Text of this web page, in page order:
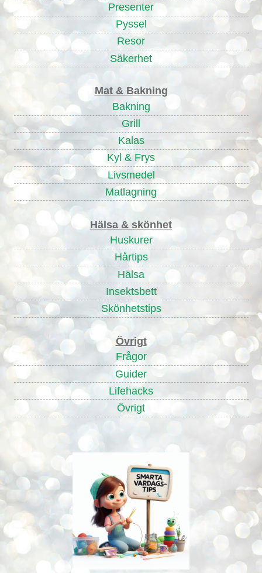
Presenter
Pyssel
Resor
Säkerhet
Mat & Bakning
Bakning
Grill
Kalas
Kyl & Frys
Livsmedel
Matlagning
Hälsa & skönhet
Huskurer
Hårtips
Hälsa
Insektsbett
Skönhetstips
Övrigt
Frågor
Guider
Lifehacks
Övrigt